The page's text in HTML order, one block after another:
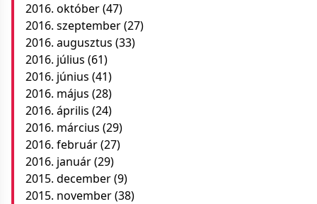
2016. október(47)
2016. szeptember(27)
2016. augusztus (33)
2016. július (61)
2016. június (41)
2016. május (28)
2016. április (24)
2016. március (29)
2016. február(27)
2016. január(29)
2015. december(9)
2015. november(38)